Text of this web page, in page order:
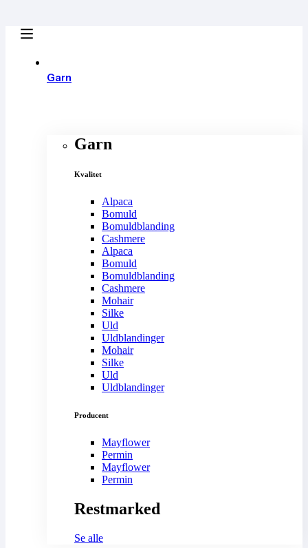
Garn
Garn
Kvalitet
Alpaca
Bomuld
Bomuldblanding
Cashmere
Alpaca
Bomuld
Bomuldblanding
Cashmere
Mohair
Silke
Uld
Uldblandinger
Mohair
Silke
Uld
Uldblandinger
Producent
Mayflower
Permin
Mayflower
Permin
Restmarked
Se alle